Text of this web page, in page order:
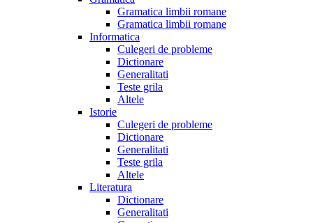
Gramatica limbii romane
Gramatica limbii romane
Informatica
Culegeri de probleme
Dictionare
Generalitati
Teste grila
Altele
Istorie
Culegeri de probleme
Dictionare
Generalitati
Teste grila
Altele
Literatura
Dictionare
Generalitati